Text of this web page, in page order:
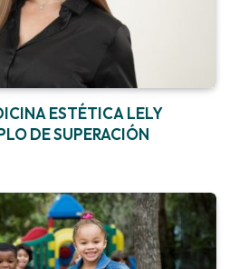
ESTÉTICA LELY
DE SUPERACIÓN